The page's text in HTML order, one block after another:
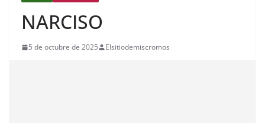
NARCISO
5 de octubre de 2025 Elsitiodemiscromos